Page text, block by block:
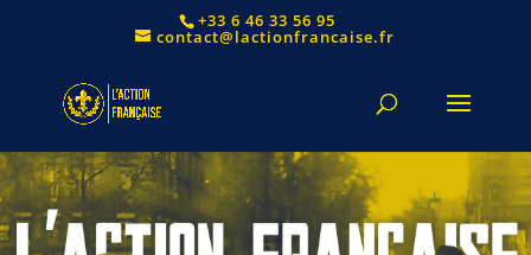
+33 6 46 33 56 95
contact@lactionfrancaise.fr